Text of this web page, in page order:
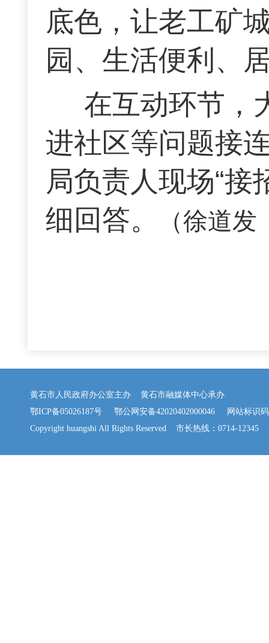
底色，让老工矿
园、生活便利、
在互动环节，
进社区等问题接
局负责人现场“接
细回答。
（徐道
黄石市人民政府办公室主办 黄石市融媒体中心承办
鄂ICP备05026187号
鄂公网安备42020402000046 网站标识码
Copyright huangshi All Rights Reserved 市长热线：0714-12345